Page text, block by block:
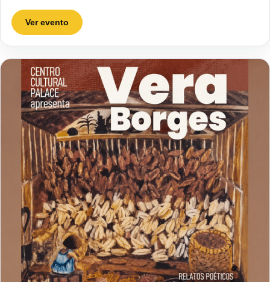
Ver evento